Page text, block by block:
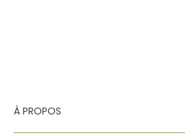
À PROPOS